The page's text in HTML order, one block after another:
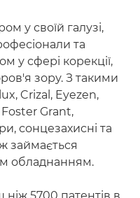
у своїй галузі,
та
у сфері корекції,
зору. З такими
Crizal, Eyezen,
Grant,
сонцезахисні та
займається
обладнанням.
5700 патентів в